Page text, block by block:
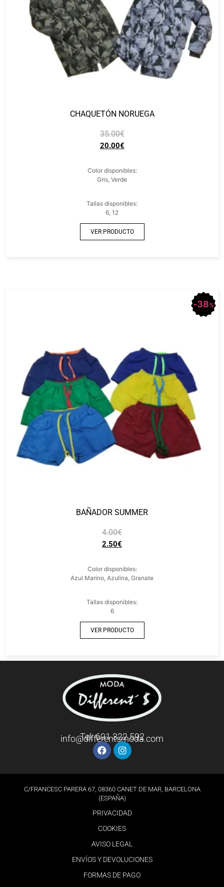
CHAQUETÓN NORUEGA
35.00€
20.00€
Color disponibles:
Gris, Verde
Tallas disponibles:
6, 12
VER PRODUCTO
38%
BAÑADOR SUMMER
4.00€
2.50€
Color disponibles:
Azul Marino, Azulina, Granate
Tallas disponibles:
6
VER PRODUCTO
Tel: 691 322 592
info@differentsmoda.com
C/FRANCESC PARERA 67, 08360 CANET DE MAR, BARCELONA
(ESPAÑA)
PRIVACIDAD
COOKIES
AVISO LEGAL
ENVÍOS Y DEVOLUCIONES
FORMAS DE PAGO